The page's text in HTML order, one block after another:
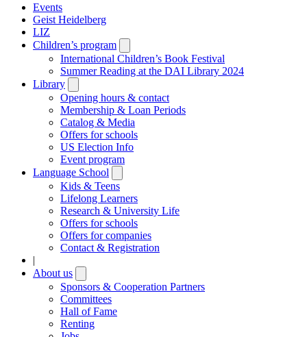
Events
Geist Heidelberg
LIZ
Children’s program
submenu
International Children’s Book Festival
Summer Reading at the DAI Library 2024
Library
submenu
Opening hours & contact
Membership & Loan Periods
Catalog & Media
Offers for schools
US Election Info
Event program
Language School
submenu
Kids & Teens
Lifelong Learners
Research & University Life
Offers for schools
Offers for companies
Contact & Registration
|
About us
submenu
Sponsors & Cooperation Partners
Committees
Hall of Fame
Renting